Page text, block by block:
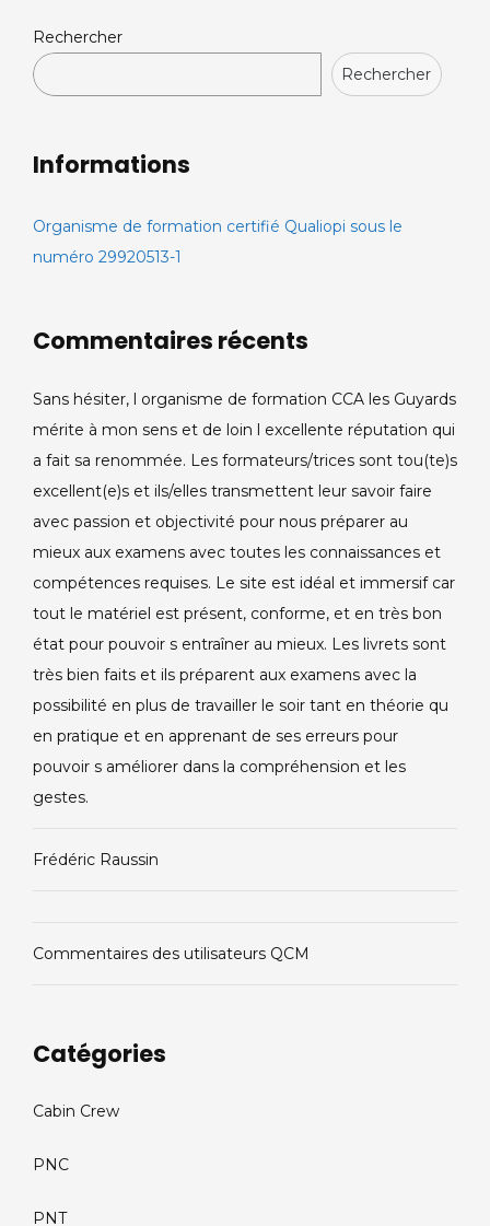
Rechercher
Rechercher
Informations
Organisme de formation certifié Qualiopi sous le
numéro 29920513-1
Commentaires récents
Sans hésiter, l organisme de formation CCA les Guyards
mérite à mon sens et de loin l excellente réputation qui
a fait sa renommée. Les formateurs/trices sont tou(te)s
excellent(e)s et ils/elles transmettent leur savoir faire
avec passion et objectivité pour nous préparer au
mieux aux examens avec toutes les connaissances et
compétences requises. Le site est idéal et immersif car
tout le matériel est présent, conforme, et en très bon
état pour pouvoir s entraîner au mieux. Les livrets sont
très bien faits et ils préparent aux examens avec la
possibilité en plus de travailler le soir tant en théorie qu
en pratique et en apprenant de ses erreurs pour
pouvoir s améliorer dans la compréhension et les
gestes.
Frédéric Raussin
Commentaires des utilisateurs QCM
Catégories
Cabin Crew
PNC
PNT